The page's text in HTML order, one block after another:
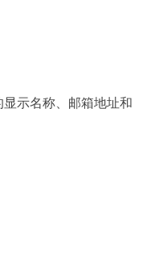
示名称、邮箱地址和